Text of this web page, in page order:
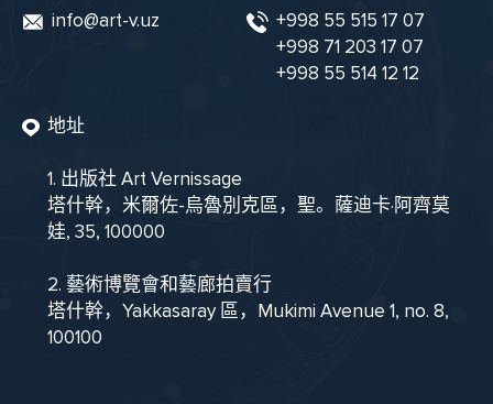
info@art-v.uz
+998 55 515 17 07
+998 71 203 17 07
+998 55 514 12 12
地址
1. 出版社 Art Vernissage
塔什幹，米爾佐-烏魯別克區，聖。薩迪卡·阿齊莫
娃, 35, 100000
2. 藝術博覽會和藝廊拍賣行
塔什幹，Yakkasaray 區，Mukimi Avenue 1, no. 8,
100100